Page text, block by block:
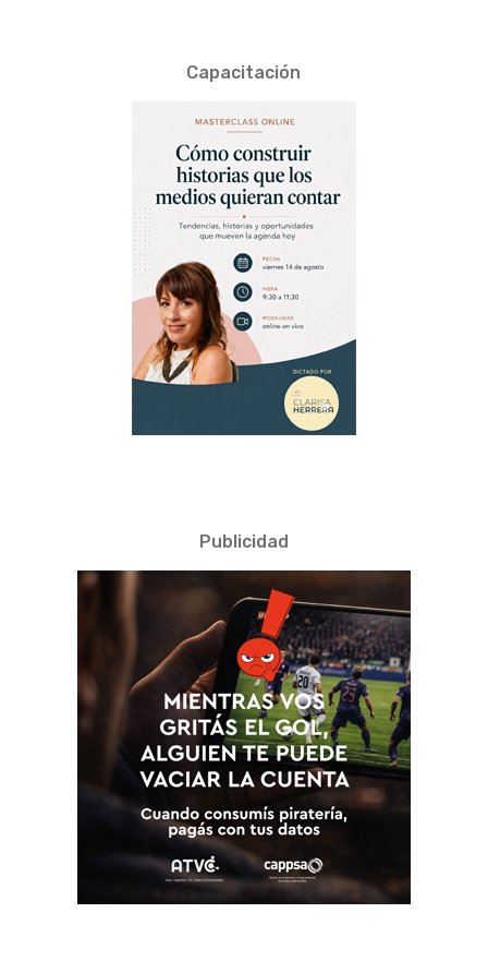
Capacitación
Publicidad